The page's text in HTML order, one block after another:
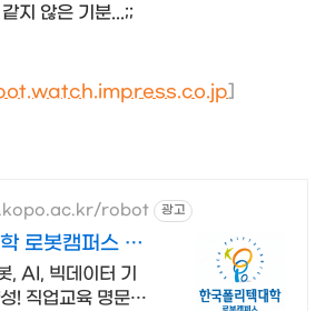
지 않은 기분...;;
]
robot 광고
로봇캠퍼스 전
특성화 대학
, AI, 빅데이터 기
! 직업교육 명문대